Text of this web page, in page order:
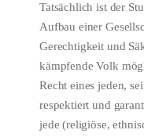
Tatsächlich ist der
Aufbau einer
Gerechtigkeit und
kämpfende Volk
Recht eines jeden,
respektiert und
jede (religiöse,